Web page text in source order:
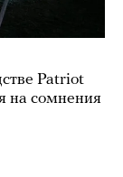
Patriot
на сомнения